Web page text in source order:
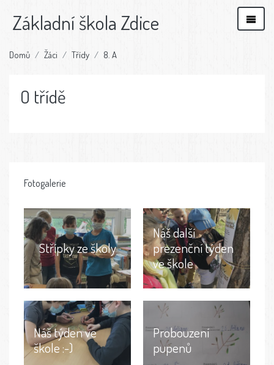
Základní škola Zdice
Domů Žáci Třídy 8. A
O třídě
Fotogalerie
Střípky ze školy
Náš další
prezenční týden
ve škole
Náš týden ve
škole :-)
Probouzení
pupenů